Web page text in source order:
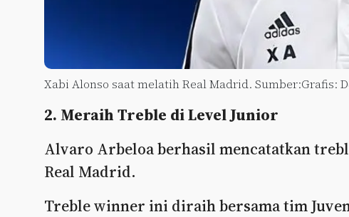
Xabi Alonso saat melatih Real Madrid. Sumber:Grafis:
2. Meraih Treble di Level Junior
Alvaro Arbeloa berhasil mencatatkan
Real Madrid.
Treble winner ini diraih bersama tim